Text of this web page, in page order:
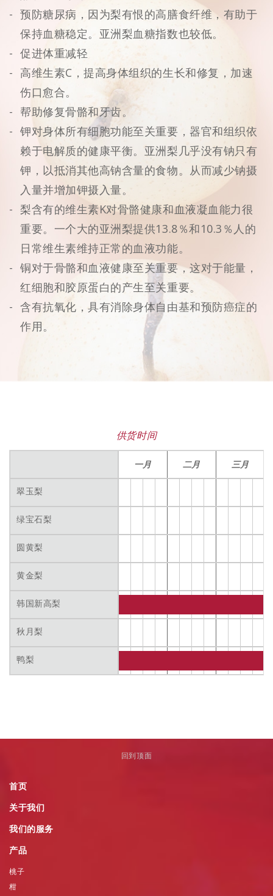
预防糖尿病，因为梨有恨的高膳食纤维，有助于
保持血糖稳定。亚洲梨血糖指数也较低。
促进体重减轻
高维生素C，提高身体组织的生长和修复，加速
伤口愈合。
帮助修复骨骼和牙齿。
钾对身体所有细胞功能至关重要，器官和组织依
赖于电解质的健康平衡。亚洲梨几乎没有钠只有
钾，以抵消其他高钠含量的食物。从而减少钠摄
入量并增加钾摄入量。
梨含有的维生素K对骨骼健康和血液凝血能力很
重要。一个大的亚洲梨提供13.8％和10.3％人的
日常维生素维持正常的血液功能。
铜对于骨骼和血液健康至关重要，这对于能量，
红细胞和胶原蛋白的产生至关重要。
含有抗氧化，具有消除身体自由基和预防癌症的
作用。
供货时间
一月 二月 三月
翠玉梨
绿宝石梨
圆黄梨
黄金梨
韩国新高梨
秋月梨
鸭梨
回到顶面
首页
关于我们
我们的服务
产品
桃子
柑